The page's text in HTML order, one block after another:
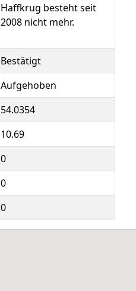
Haffkrug besteht seit
2008 nicht mehr.
Bestätigt
Aufgehoben
54.0354
10.69
0
0
0